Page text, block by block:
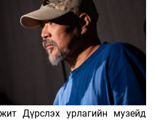
Дүрслэх урлагийн музейд